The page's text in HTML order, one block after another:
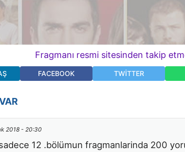
Fragmanı resmi sitesinden takip
FACEBOOK TWITTER
2018 - 20:30
12 .bölümun fragmanlarinda 200